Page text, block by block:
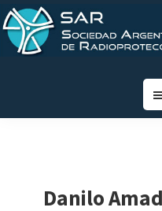
Saltar
al
contenido
Saltar
al
de
Danilo